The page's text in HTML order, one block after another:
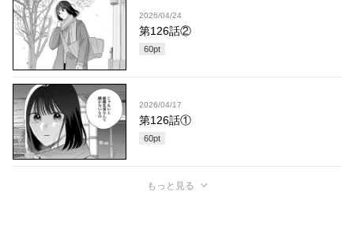
2026/04/24
第126話②
60pt
2026/04/17
第126話①
60pt
もっと見る